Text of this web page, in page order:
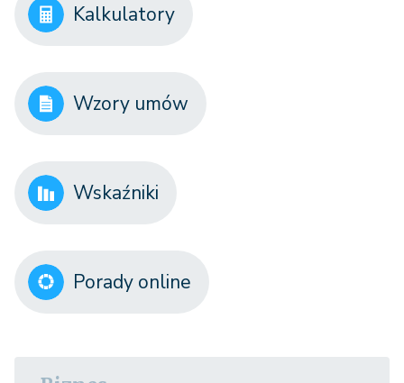
Kalkulatory
Wzory umów
Wskaźniki
Porady online